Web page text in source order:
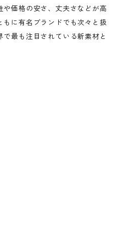
価格の安さ、丈夫さなどが高
もに有名ブランドでも次々と扱
最も注目されている新素材と